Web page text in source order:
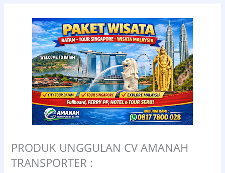
PRODUK UNGGULAN CV AMANAH
TRANSPORTER :